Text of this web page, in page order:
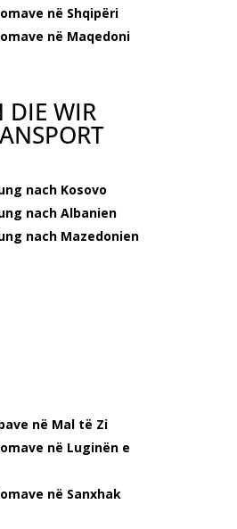
në Shqipëri
në Maqedoni
DIE WIR
nach Kosovo
nach Albanien
nach Mazedonien
në Mal të Zi
në Luginën e
në Sanxhak